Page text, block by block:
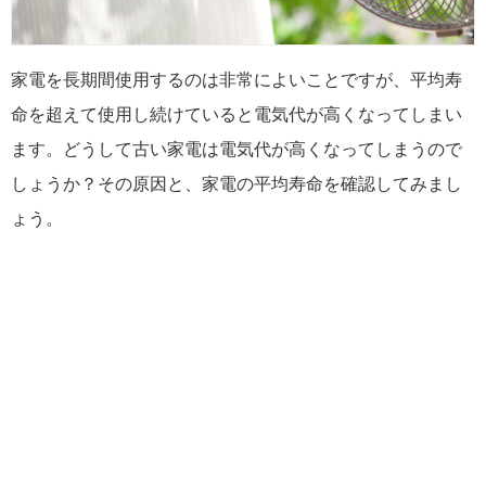
家電を長期間使用するのは非常によいことですが、平均寿
命を超えて使用し続けていると電気代が高くなってしまい
ます。どうして古い家電は電気代が高くなってしまうので
しょうか？その原因と、家電の平均寿命を確認してみまし
ょう。